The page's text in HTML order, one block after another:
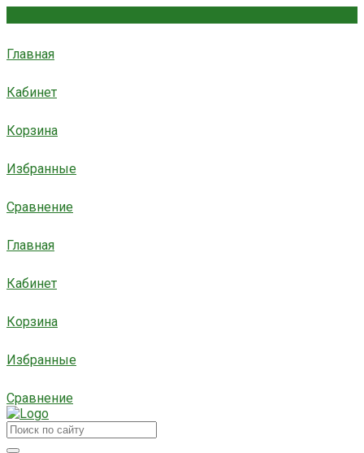
Главная
Кабинет
Корзина
Избранные
Сравнение
Главная
Кабинет
Корзина
Избранные
Сравнение